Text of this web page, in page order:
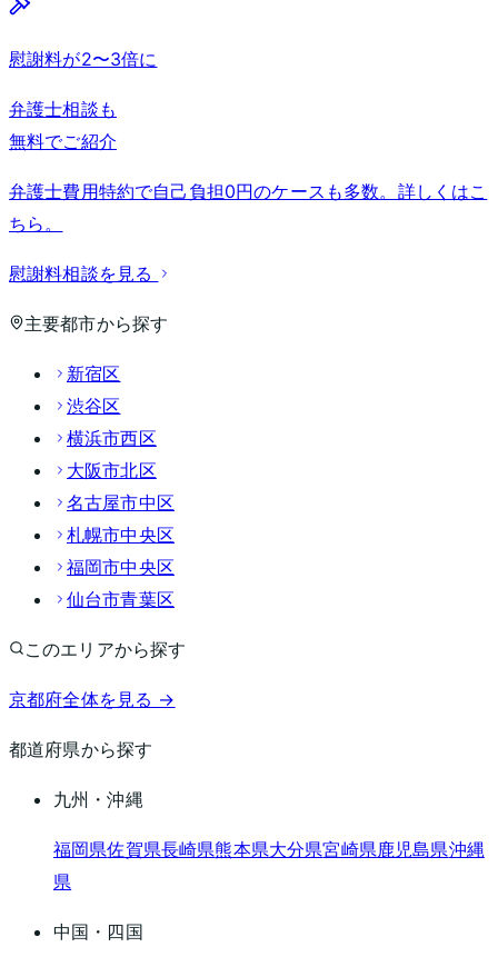
慰謝料が2〜3倍に
弁護士相談も
無料でご紹介
弁護士費用特約で自己負担0円のケースも多数。詳しくはこ
ちら。
慰謝料相談を見る
主要都市から探す
新宿区
渋谷区
横浜市西区
大阪市北区
名古屋市中区
札幌市中央区
福岡市中央区
仙台市青葉区
このエリアから探す
京都府全体を見る →
都道府県から探す
九州・沖縄
福岡県佐賀県長崎県熊本県大分県宮崎県鹿児島県沖縄
県
中国・四国